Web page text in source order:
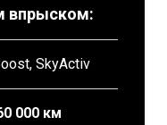
впрыском:
SkyActiv
000 км